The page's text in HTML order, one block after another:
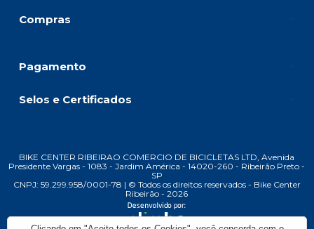
Compras
Pagamento
Selos e Certificados
BIKE CENTER RIBEIRAO COMERCIO DE BICICLETAS LTD, Avenida
Presidente Vargas - 1083 - Jardim América - 14020-260 - Ribeirão Preto -
SP
CNPJ: 59.299.958/0001-78 | © Todos os direitos reservados - Bike Center
Ribeirão - 2026